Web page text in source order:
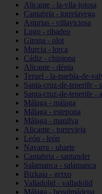
Alicante - la-vila-joiosa
Cantabria - torrelavega
Asturias - villaviciosa
Lugo - ribadeo
Girona - olot
Murcia - lorca
Cádiz - chipiona
Alicante - dénia
Teruel - la-puebla-de-
Santa-cruz-de-tenerife -
Santa-cruz-de-tenerife -
Málaga - málaga
Málaga - estepona
Málaga - manilva
Alicante - torrevieja
León - león
Navarra - uharte
Cantabria - santander
Salamanca - salamanca
Bizkaia - getxo
Valladolid - valladolid
Málaga - benalmádena